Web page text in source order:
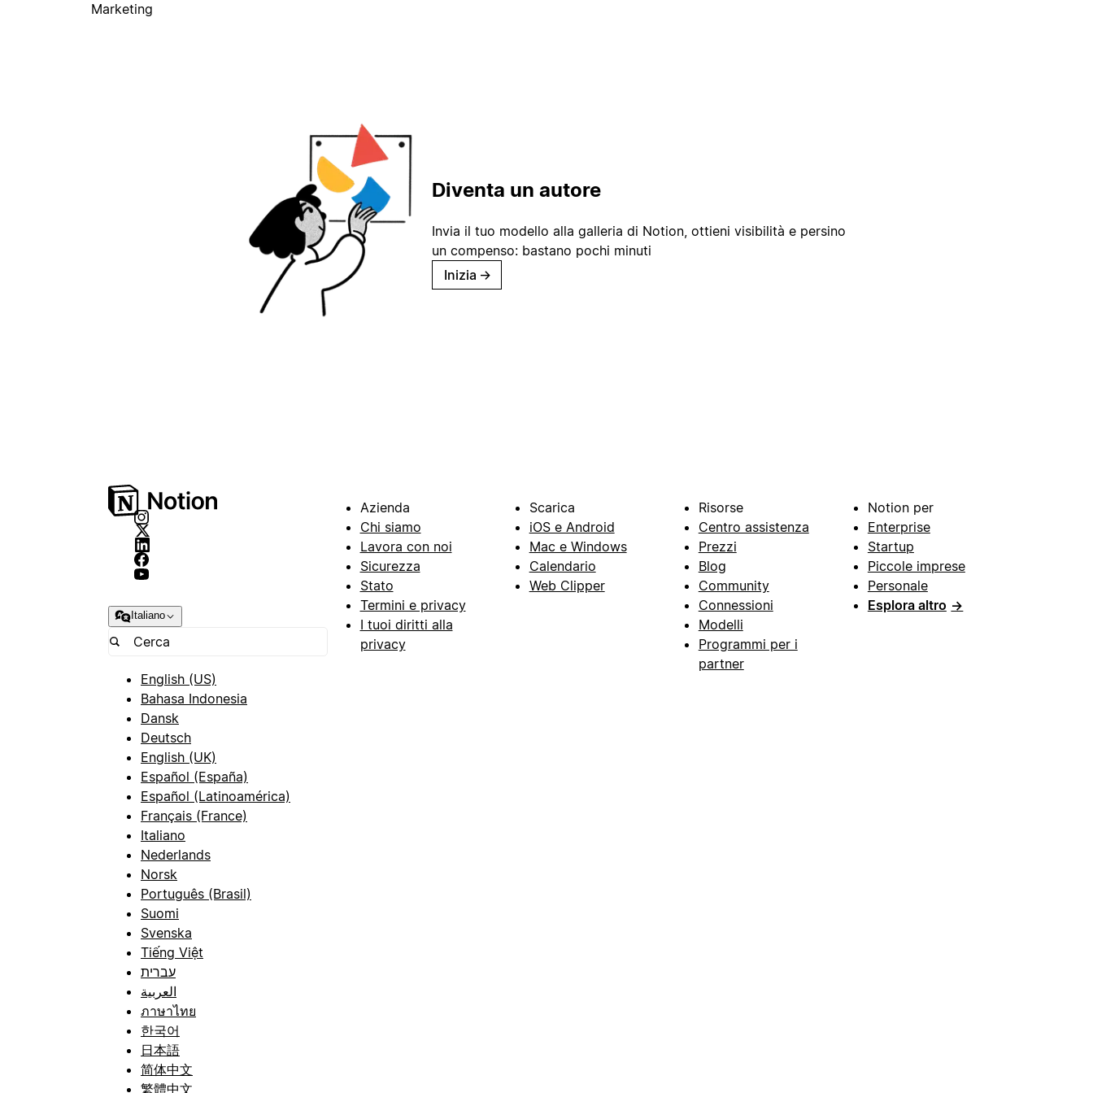
Marketing
Diventa un autore
Invia il tuo modello alla galleria di Notion, ottieni visibilità e persino
un compenso: bastano pochi minuti
Inizia →
Italiano
English (US)
Bahasa Indonesia
Dansk
Deutsch
English (UK)
Español (España)
Español (Latinoamérica)
Français (France)
Italiano
Nederlands
Norsk
Português (Brasil)
Suomi
Svenska
Tiếng Việt
עברית
العربية
ภาษาไทย
한국어
日本語
简体中文
繁體中文
Azienda
Chi siamo
Lavora con noi
Sicurezza
Stato
Termini e privacy
I tuoi diritti alla
privacy
Scarica
iOS e Android
Mac e Windows
Calendario
Web Clipper
Risorse
Centro assistenza
Prezzi
Blog
Community
Connessioni
Modelli
Programmi per i
partner
Notion per
Enterprise
Startup
Piccole imprese
Personale
Esplora altro →